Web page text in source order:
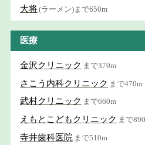
大将(ラーメン)まで650m
医療
金沢クリニック まで370m
さこう内科クリニック まで470m
武村クリニック まで660m
えもとこどもクリニック まで
寺井歯科医院 まで510m